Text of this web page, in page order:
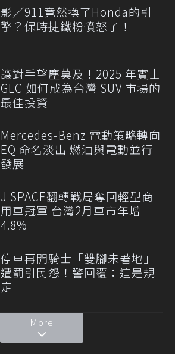
影／911竟然換了Honda的引
擎？保時捷鐵粉憤怒了！
讓對手望塵莫及！2025 年賓士
GLC 如何成為台灣 SUV 市場的
最佳投資
Mercedes-Benz 電動策略轉向
EQ 命名淡出 燃油與電動並行
發展
J SPACE翻轉戰局奪回輕型商
用車冠軍 台灣2月車市年增
4.8%
停車再開騎士「雙腳未著地」
遭罰引民怨！警回覆：這是規
定
More